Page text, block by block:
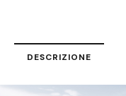
DESCRIZIONE